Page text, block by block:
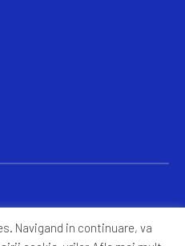
Navigand in continuare, va